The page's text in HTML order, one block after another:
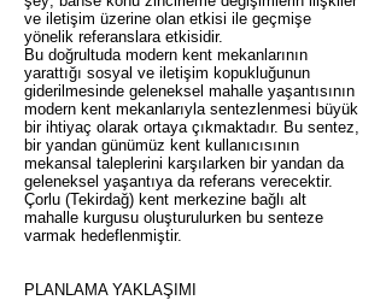
ve iletişim üzerine olan etkisi ile geçmişe
yönelik referanslara etkisidir.
Bu doğrultuda modern kent mekanlarının
yarattığı sosyal ve iletişim kopukluğunun
giderilmesinde geleneksel mahalle yaşantısının
modern kent mekanlarıyla sentezlenmesi büyük
bir ihtiyaç olarak ortaya çıkmaktadır. Bu sentez,
bir yandan günümüz kent kullanıcısının
mekansal taleplerini karşılarken bir yandan da
geleneksel yaşantıya da referans verecektir.
Çorlu (Tekirdağ) kent merkezine bağlı alt
mahalle kurgusu oluşturulurken bu senteze
varmak hedeflenmiştir.
PLANLAMA YAKLAŞIMI